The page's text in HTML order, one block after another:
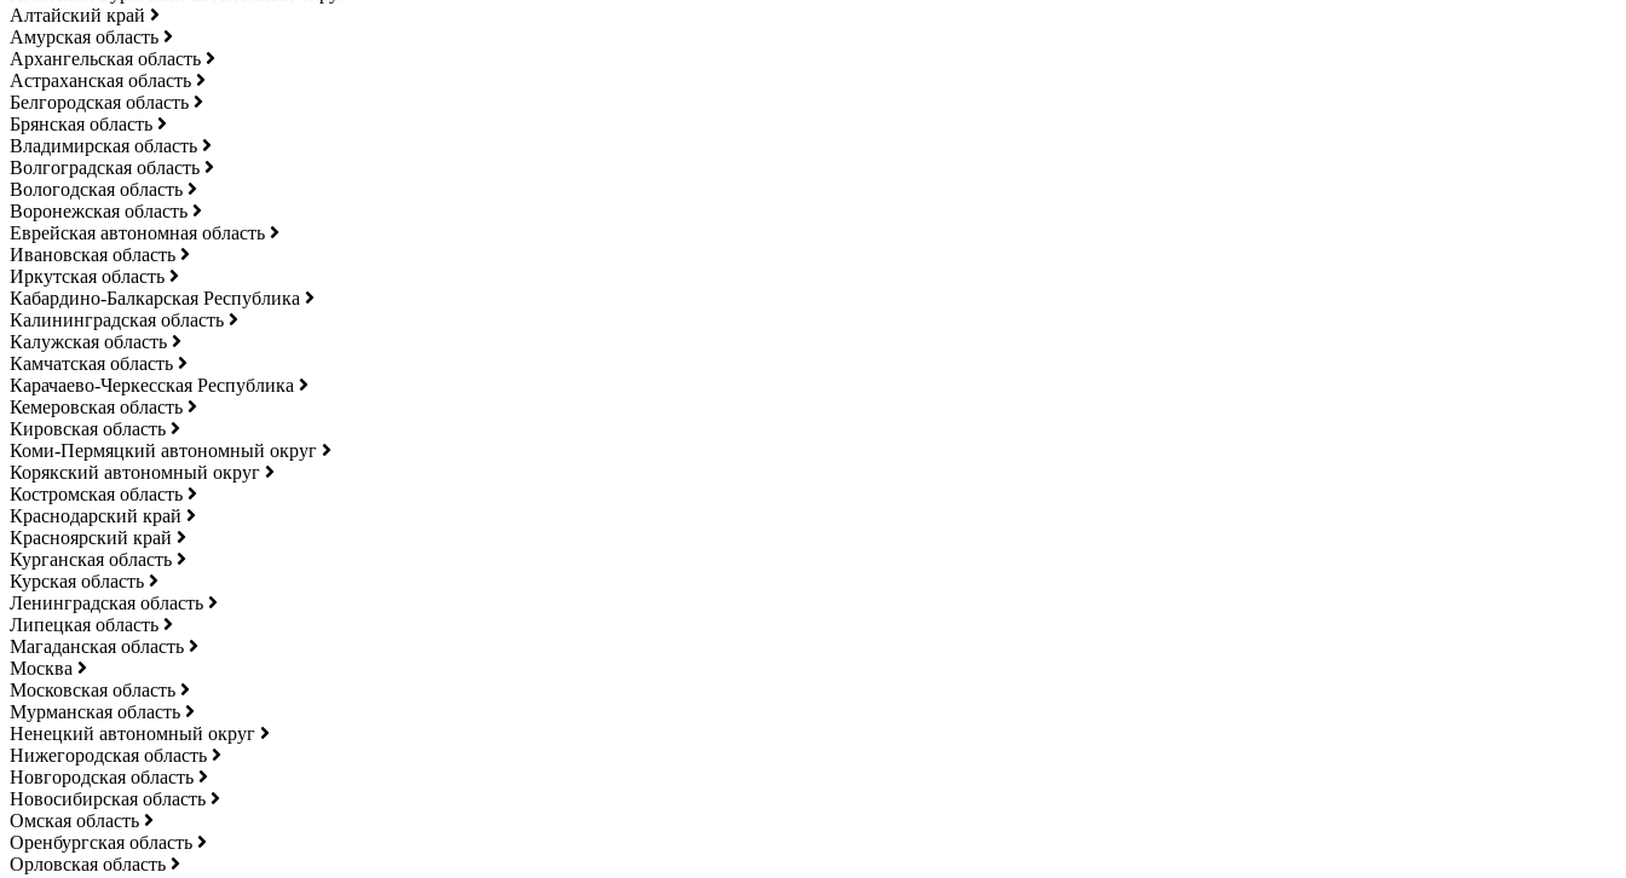
Алтайский край
Амурская область
Архангельская область
Астраханская область
Белгородская область
Брянская область
Владимирская область
Волгоградская область
Вологодская область
Воронежская область
Еврейская автономная область
Ивановская область
Иркутская область
Кабардино-Балкарская Республика
Калининградская область
Калужская область
Камчатская область
Карачаево-Черкесская Республика
Кемеровская область
Кировская область
Коми-Пермяцкий автономный округ
Корякский автономный округ
Костромская область
Краснодарский край
Красноярский край
Курганская область
Курская область
Ленинградская область
Липецкая область
Магаданская область
Москва
Московская область
Мурманская область
Ненецкий автономный округ
Нижегородская область
Новгородская область
Новосибирская область
Омская область
Оренбургская область
Орловская область